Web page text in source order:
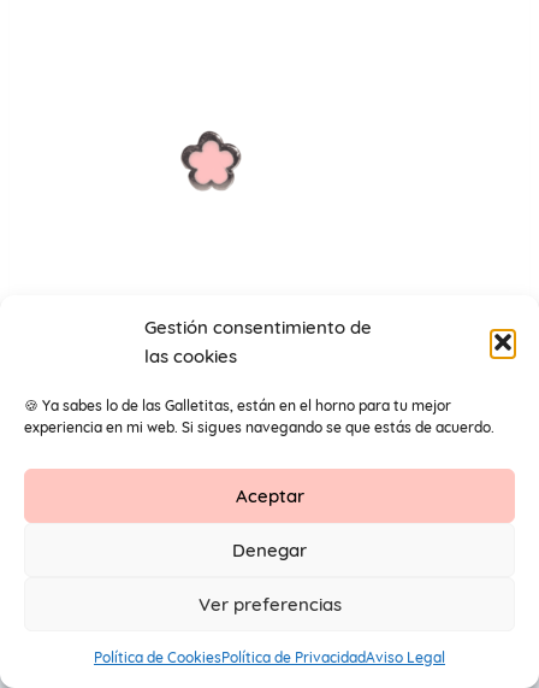
Gestión consentimiento de
las cookies
🍪 Ya sabes lo de las Galletitas, están en el horno para tu mejor
experiencia en mi web. Si sigues navegando se que estás de acuerdo.
Aceptar
Denegar
Ver preferencias
Política de CookiesPolítica de PrivacidadAviso Legal
pendientes para niñas
Aviso Legal Protección de datos
© 2026 Primeros Pendientes by Maite Navarro. Todos los
derechos reservados.